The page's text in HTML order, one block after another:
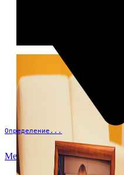
Определение...
Меню